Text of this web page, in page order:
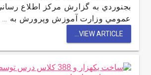
بجنوردي به گزارش مركز اطلاع
عمومي وزارت آموزش وپرورش به …
VIEW ARTICLE...